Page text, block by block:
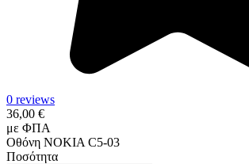
0 reviews
36,00 €
με ΦΠΑ
Οθόνη NOKIA C5-03
Ποσότητα